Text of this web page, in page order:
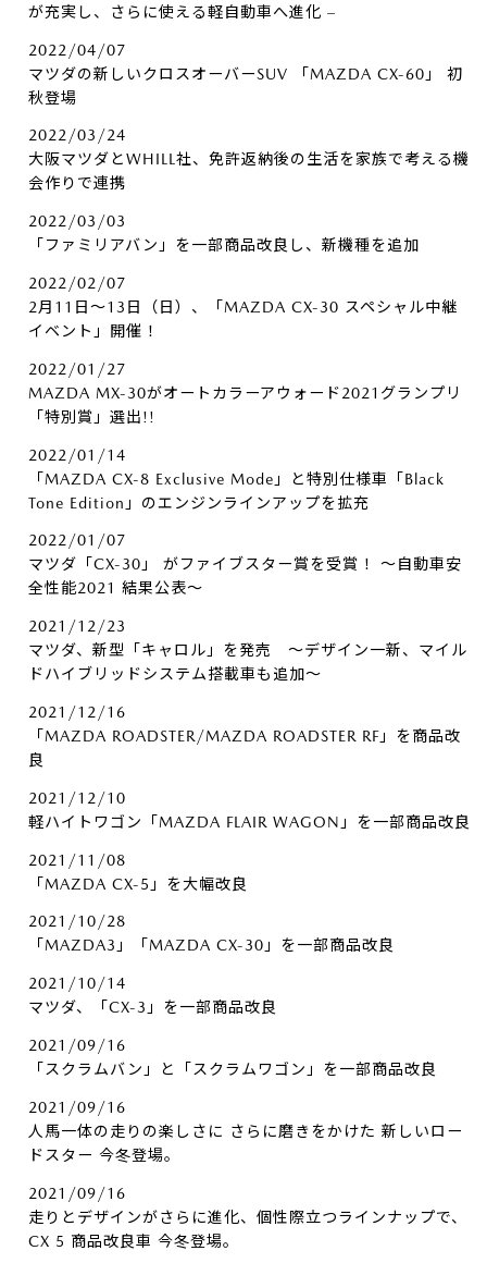
が充実し、さらに使える軽自動車へ進化 –
2022/04/07
マツダの新しいクロスオーバーSUV 「MAZDA CX-60」 初
秋登場
2022/03/24
大阪マツダとWHILL社、免許返納後の生活を家族で考える機
会作りで連携
2022/03/03
「ファミリアバン」を一部商品改良し、新機種を追加
2022/02/07
2月11日～13日（日）、「MAZDA CX-30 スペシャル中継
イベント」開催！
2022/01/27
MAZDA MX-30がオートカラーアウォード2021グランプリ
「特別賞」選出!!
2022/01/14
「MAZDA CX-8 Exclusive Mode」と特別仕様車「Black
Tone Edition」のエンジンラインアップを拡充
2022/01/07
マツダ「CX-30」 がファイブスター賞を受賞！ ～自動車安
全性能2021 結果公表～
2021/12/23
マツダ、新型「キャロル」を発売 ～デザイン一新、マイル
ドハイブリッドシステム搭載車も追加～
2021/12/16
「MAZDA ROADSTER/MAZDA ROADSTER RF」を商品改
良
2021/12/10
軽ハイトワゴン「MAZDA FLAIR WAGON」を一部商品改良
2021/11/08
「MAZDA CX-5」を大幅改良
2021/10/28
「MAZDA3」「MAZDA CX-30」を一部商品改良
2021/10/14
マツダ、「CX-3」を一部商品改良
2021/09/16
「スクラムバン」と「スクラムワゴン」を一部商品改良
2021/09/16
人馬一体の走りの楽しさに さらに磨きをかけた 新しいロー
ドスター 今冬登場。
2021/09/16
走りとデザインがさらに進化、個性際立つラインナップで、
CX 5 商品改良車 今冬登場。